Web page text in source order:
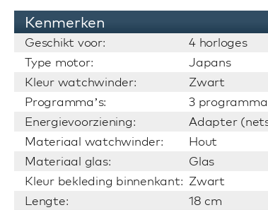
Kenmerken
Geschikt voor:
4 horloges
Type motor:
Japans
Kleur watchwinder:
Zwart
Programma’s:
3
Energievoorziening:
Adapter
Materiaal watchwinder:
Hout
Materiaal glas:
Glas
Kleur bekleding binnenkant: Zwart
Lengte:
18 cm